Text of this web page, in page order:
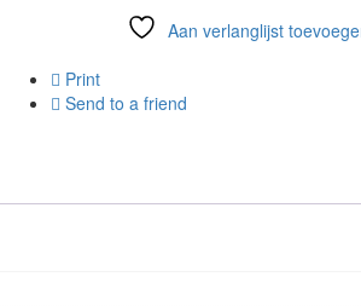
Aan verlanglijst
Print
Send to a friend